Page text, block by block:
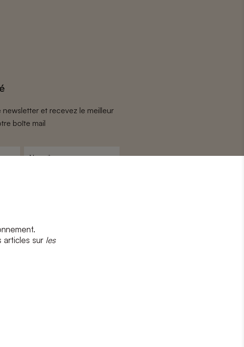
articles sur les
et recevez le meilleur
boîte mail
etla politique de confidentialité